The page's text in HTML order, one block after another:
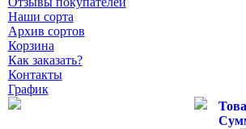
Наши сорта
Архив сортов
Корзина
Как заказать?
Контакты
График